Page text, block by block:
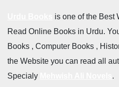
is one of the Best
Read Online Books in Urdu.
Books , Computer Books ,
the Website you can read all
Specialy
.